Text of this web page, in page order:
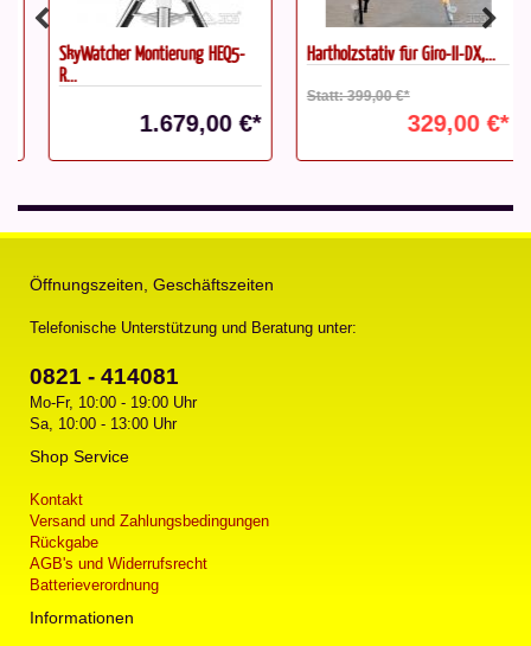
SkyWatcher Montierung HEQ5-
1.679,00 €*
Hartholzstativ für Giro-II-DX,...
Statt: 399,00 €*
329,00 €*
Öffnungszeiten, Geschäftszeiten
Telefonische Unterstützung und Beratung unter:
0821 - 414081
Mo-Fr, 10:00 - 19:00 Uhr
Sa, 10:00 - 13:00 Uhr
Shop Service
Kontakt
Versand und Zahlungsbedingungen
Rückgabe
AGB's und Widerrufsrecht
Batterieverordnung
Informationen